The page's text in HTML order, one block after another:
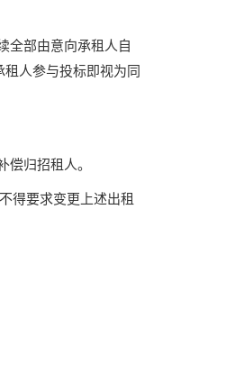
全部由意向承租人自
人参与投标即视为同
归招租人。
得要求变更上述出租